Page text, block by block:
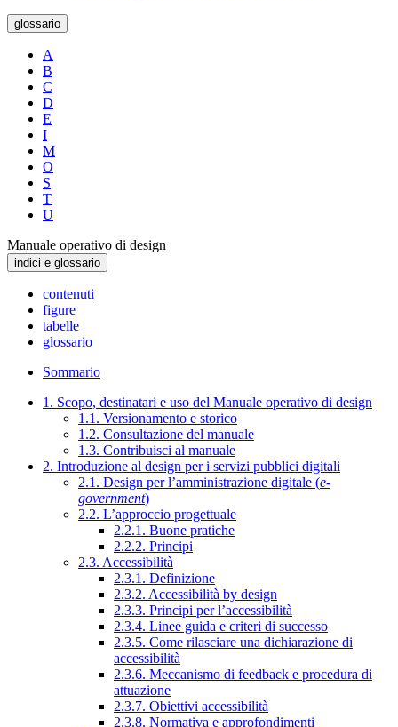
glossario
A
B
C
D
E
I
M
O
S
T
U
Manuale operativo di design
indici e glossario
contenuti
figure
tabelle
glossario
Sommario
1. Scopo, destinatari e uso del Manuale operativo di design
1.1. Versionamento e storico
1.2. Consultazione del manuale
1.3. Contribuisci al manuale
2. Introduzione al design per i servizi pubblici digitali
2.1. Design per l’amministrazione digitale (e-
government)
2.2. L’approccio progettuale
2.2.1. Buone pratiche
2.2.2. Principi
2.3. Accessibilità
2.3.1. Definizione
2.3.2. Accessibilità by design
2.3.3. Principi per l’accessibilità
2.3.4. Linee guida e criteri di successo
2.3.5. Come rilasciare una dichiarazione di
accessibilità
2.3.6. Meccanismo di feedback e procedura di
attuazione
2.3.7. Obiettivi accessibilità
2.3.8. Normativa e approfondimenti